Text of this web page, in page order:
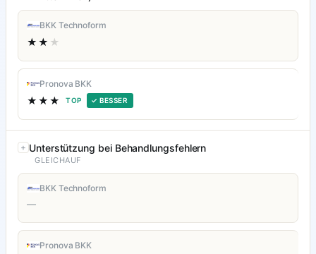
BKK Technoform
★★ ★
Pronova BKK
★★★ TOP ✓ BESSER
Unterstützung bei Behandlungsfehlern
GLEICHAUF
BKK Technoform
—
Pronova BKK